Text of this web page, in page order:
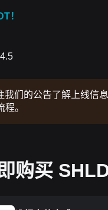
！
4.5
们的公告了解上线信
。
购买